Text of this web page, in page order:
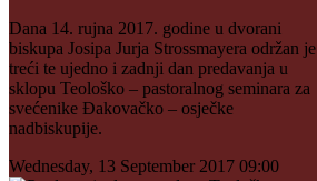
Dana 14. rujna 2017. godine u dvorani
biskupa Josipa Jurja Strossmayera održan je
treći te ujedno i zadnji dan predavanja u
sklopu Teološko – pastoralnog seminara za
svećenike Đakovačko – osječke
nadbiskupije.
Wednesday, 13 September 2017 09:00